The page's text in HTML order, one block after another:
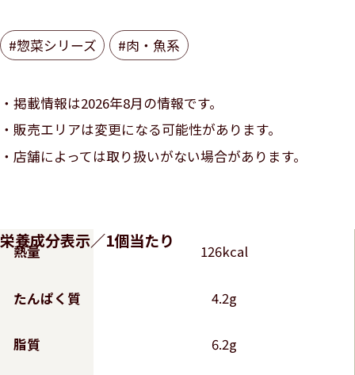
#惣菜シリーズ #肉・魚系
掲載情報は2026年8月の情報です。
販売エリアは変更になる可能性があります。
店舗によっては取り扱いがない場合があります。
栄養成分表示／1個当たり
熱量
たんぱく質
脂質
126kcal
4.2g
6.2g